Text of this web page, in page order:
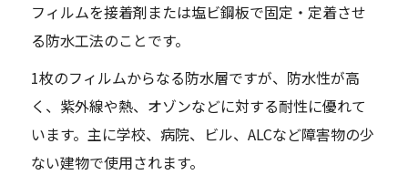
フィルムを接着剤または塩ビ鋼板で固定・定着させ
る防水工法のことです。
1枚のフィルムからなる防水層ですが、防水性が高
く、紫外線や熱、オゾンなどに対する耐性に優れて
います。主に学校、病院、ビル、ALCなど障害物の少
ない建物で使用されます。